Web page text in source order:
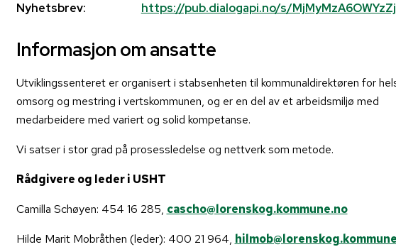
Nyhetsbrev:
https://pub.dialogapi.no/s/
Informasjon om ansatte
Utviklingssenteret er organisert i stabsenheten til kommunaldirektøren for
omsorg og mestring i vertskommunen, og er en del av et arbeidsmiljø med
medarbeidere med variert og solid kompetanse.
Vi satser i stor grad på prosessledelse og nettverk som metode.
Rådgivere og leder i USHT
Camilla Schøyen: 454 16 285, cascho@lorenskog.kommune.no
Hilde Marit Mobråthen (leder): 400 21 964,